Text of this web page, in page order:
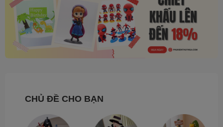
CHỦ ĐỀ CHO BẠN